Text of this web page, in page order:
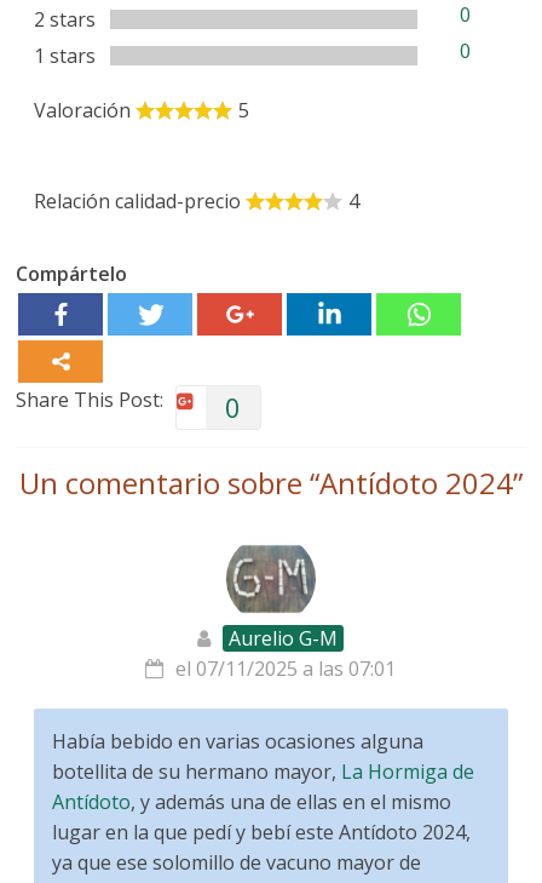
2 stars
0
1 stars
0
Valoración 5
Relación calidad-precio 4
Compártelo
Share This Post: 0
Un comentario sobre “Antídoto 2024”
Aurelio G-M
el 07/11/2025 a las 07:01
Había bebido en varias ocasiones alguna
botellita de su hermano mayor, La Hormiga de
Antídoto, y además una de ellas en el mismo
lugar en la que pedí y bebí este Antídoto 2024,
ya que ese solomillo de vacuno mayor de